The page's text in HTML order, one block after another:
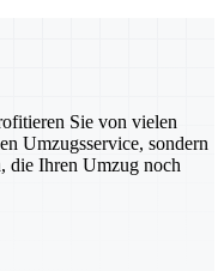
Sie von vielen
Umzugsservice, sondern
die Ihren Umzug noch